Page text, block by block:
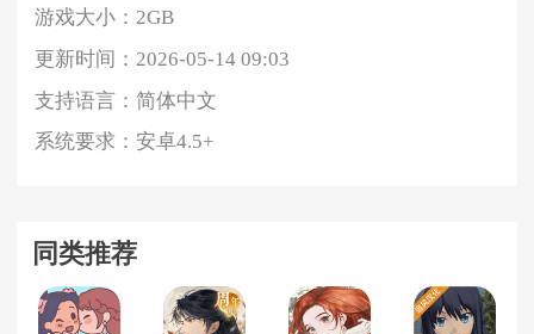
游戏大小：2GB
更新时间：2026-05-14 09:03
支持语言：简体中文
系统要求：安卓4.5+
同类推荐